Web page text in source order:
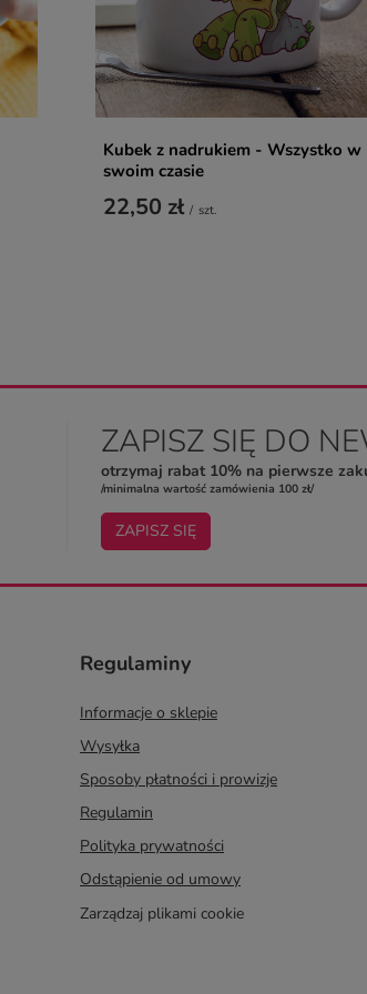
Kubek z nadrukiem - Wszystko w
swoim czasie
22,50 zł / szt.
ZAPISZ SIĘ DO
otrzymaj rabat 10% na pierwsze
/minimalna wartość zamówienia 100 zł/
ZAPISZ SIĘ
Regulaminy
Informacje o sklepie
Wysyłka
Sposoby płatności i prowizje
Regulamin
Polityka prywatności
Odstąpienie od umowy
Zarządzaj plikami cookie